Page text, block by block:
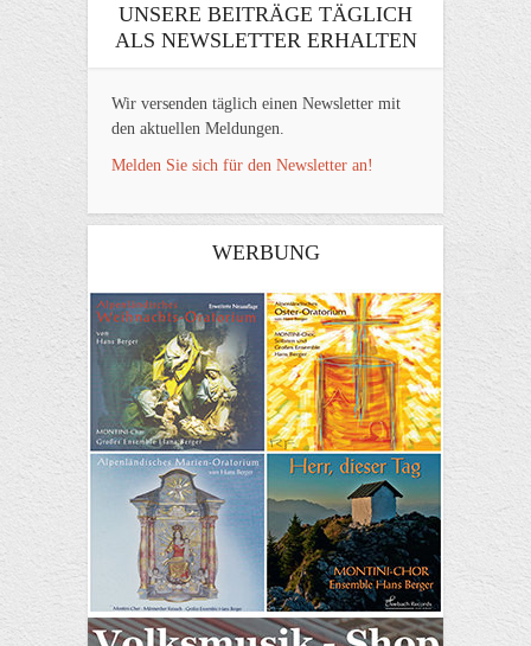
UNSERE BEITRÄGE TÄGLICH
ALS NEWSLETTER ERHALTEN
Wir versenden täglich einen Newsletter mit
den aktuellen Meldungen.
Melden Sie sich für den Newsletter an!
WERBUNG